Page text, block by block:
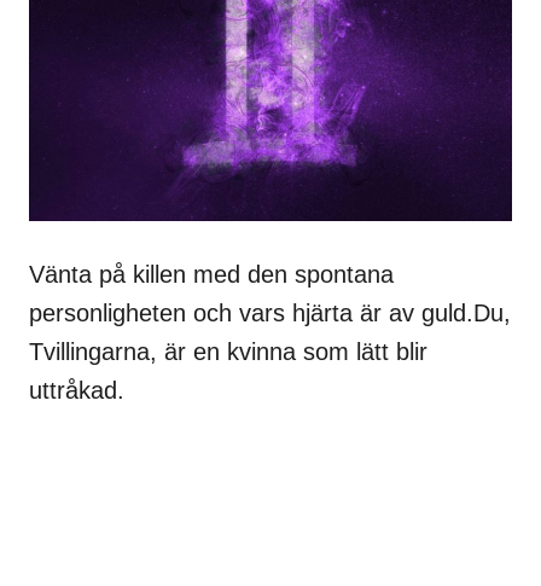
Vänta på killen med den spontana
personligheten och vars hjärta är av guld.Du,
Tvillingarna, är en kvinna som lätt blir
uttråkad.